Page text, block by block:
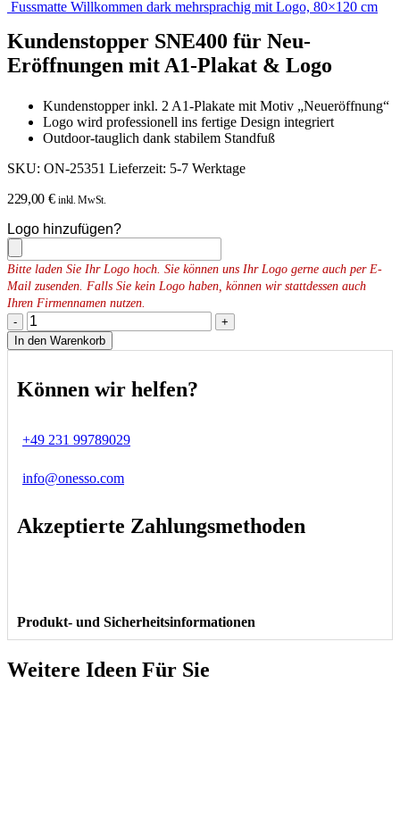
Fussmatte Willkommen dark mehrsprachig mit Logo, 80×120 cm
Kundenstopper SNE400 für Neu-
Eröffnungen mit A1-Plakat & Logo
Kundenstopper inkl. 2 A1-Plakate mit Motiv „Neueröffnung“
Logo wird professionell ins fertige Design integriert
Outdoor-tauglich dank stabilem Standfuß
SKU: ON-25351 Lieferzeit: 5-7 Werktage
229,00 € inkl. MwSt.
Logo hinzufügen?
Bitte laden Sie Ihr Logo hoch. Sie können uns Ihr Logo gerne auch per E-
Mail zusenden. Falls Sie kein Logo haben, können wir stattdessen auch
Ihren Firmennamen nutzen.
-
+
In den Warenkorb
Können wir helfen?
+49 231 99789029
info@onesso.com
Akzeptierte Zahlungsmethoden
Produkt- und Sicherheitsinformationen
Weitere Ideen Für Sie